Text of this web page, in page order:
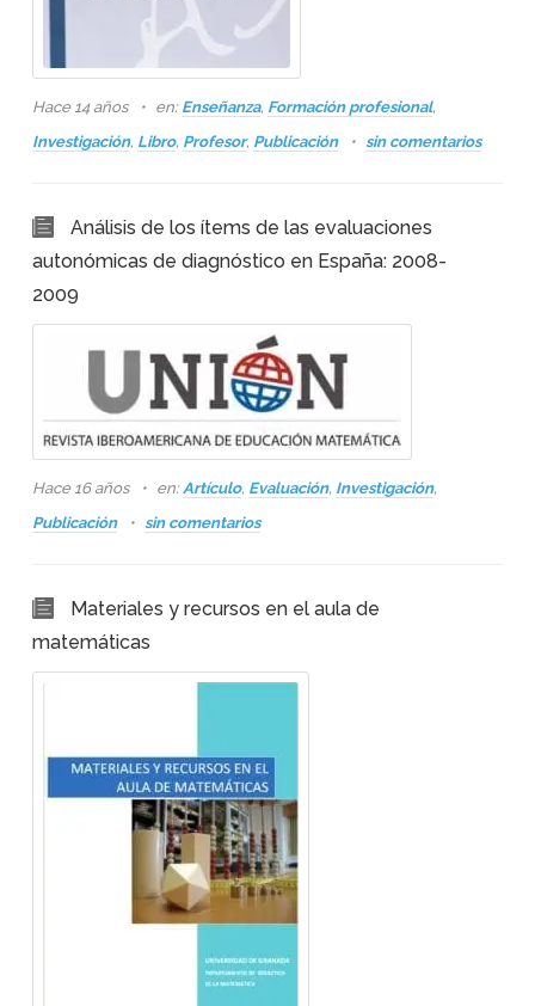
Hace 14 años en: Enseñanza, Formación profesional,
Investigación, Libro, Profesor, Publicación sin comentarios
Análisis de los ítems de las evaluaciones
autonómicas de diagnóstico en España: 2008-
2009
Hace 16 años en:Artículo, Evaluación, Investigación,
Publicación
sin comentarios
Materiales y recursos en el aula de
matemáticas